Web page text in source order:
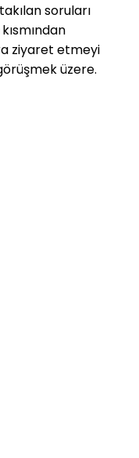
soruları
ziyaret etmeyi
üzere.